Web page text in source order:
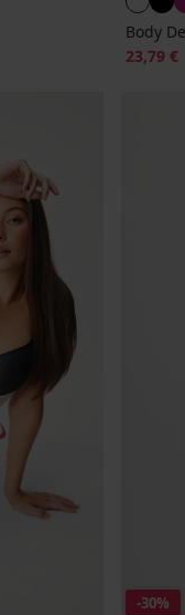
Body
Rabatt
23,79 €
-30%